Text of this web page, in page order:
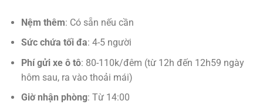
Nệm thêm: Có sẵn nếu cần
Sức chứa tối đa: 4-5 người
Phí gửi xe ô tô: 80-110k/đêm (từ 12h đến 12h59 ngày
hôm sau, ra vào thoải mái)
Giờ nhận phòng: Từ 14:00